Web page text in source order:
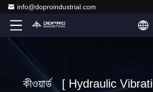
info@doproindustrial.com
কীওয়ার্ড [ Hydraulic